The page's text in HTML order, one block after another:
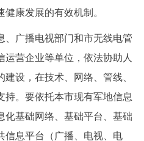
康发展的有效机制。
广播电视部门和市无线电管
营企业等单位，依法协助人
设，在技术、网络、管线、
持。要依托本市现有军地信息
化基础网络、基础平台、基础
信息平台（广播、电视、电